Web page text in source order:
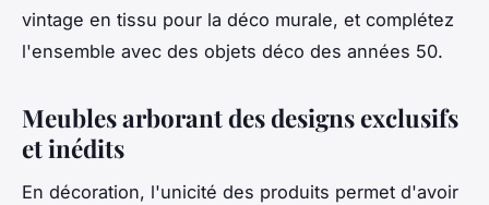
vintage en tissu pour la déco murale, et complétez
l'ensemble avec des objets déco des années 50.
Meubles arborant des designs exclusifs
et inédits
En décoration, l'unicité des produits permet d'avoir